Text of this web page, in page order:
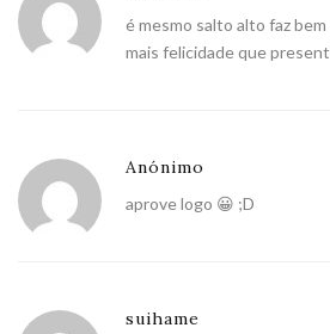
é mesmo salto alto faz
mais felicidade que
Anónimo
aprove logo 😀 ;D
suihame